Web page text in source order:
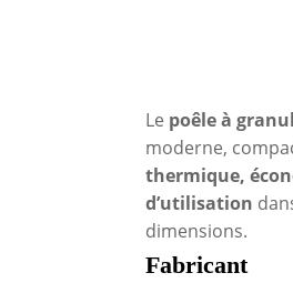
Le poêle à
moderne,
thermique,
d’utilisation
dimensions.
Fabricant